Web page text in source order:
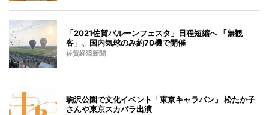
「2021佐賀バルーンフェスタ」日程短縮へ 「無観
客」、国内気球のみ約70機で開催
佐賀経済新聞
駒沢公園で文化イベント「東京キャラバン」 松たか子
さんや東京スカパラ出演